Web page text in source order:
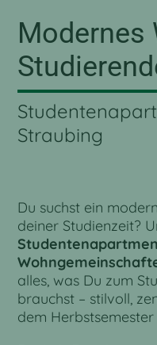
Modernes
Straubing
Du suchst ein
deiner Studienzeit?
alles, was Du zum
brauchst – stilvoll,
dem Herbstsemester